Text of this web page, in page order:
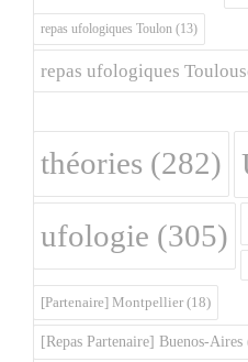
repas ufologiques Toulon (13)
repas ufologiques
théories (282)
ufologie (305)
[Partenaire] Montpellier (18)
[Repas Partenaire] Buenos-Aires